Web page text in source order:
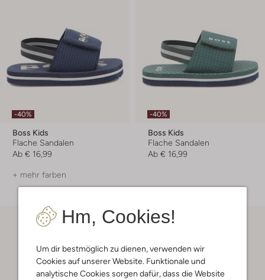
Hm, Cookies!
Um dir bestmöglich zu dienen, verwenden wir
Cookies auf unserer Website. Funktionale und
analytische Cookies sorgen dafür, dass die Website
-40%
Boss Kids
Flache Sandalen
Ab € 16,99
+ mehr farben
-40%
Boss Kids
Flache Sandalen
Ab € 16,99